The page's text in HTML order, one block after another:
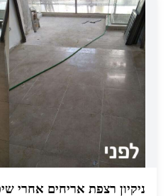
ניקיון רצפת אריחים אחרי